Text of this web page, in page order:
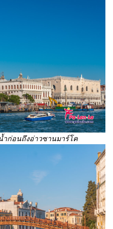
ำก่อนถึงอ่าวซานมาร์โค